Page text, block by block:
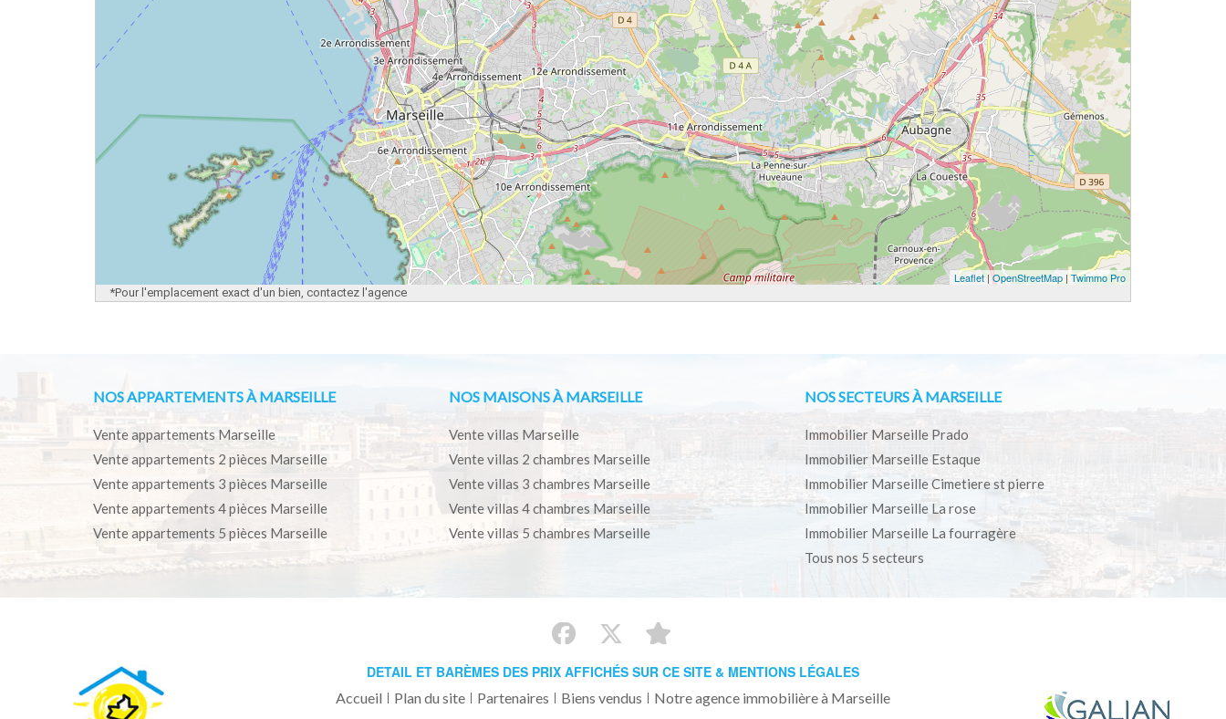
Leaflet |OpenStreetMap| Twimmo Pro
*Pour l'emplacement exact d'un bien, contactez l'agence
NOS APPARTEMENTS À MARSEILLE
Vente appartements Marseille
Vente appartements 2 pièces Marseille
Vente appartements 3 pièces Marseille
Vente appartements 4 pièces Marseille
Vente appartements 5 pièces Marseille
NOS MAISONS À MARSEILLE
Vente villas Marseille
Vente villas 2 chambres Marseille
Vente villas 3 chambres Marseille
Vente villas 4 chambres Marseille
Vente villas 5 chambres Marseille
NOS SECTEURS À MARSEILLE
Immobilier Marseille Prado
Immobilier Marseille Estaque
Immobilier Marseille Cimetiere st pierre
Immobilier Marseille La rose
Immobilier Marseille La fourragère
Tous nos 5 secteurs
DETAIL ET BARÈMES DES PRIX AFFICHÉS SUR CE SITE & MENTIONS LÉGALES
Accueil Plan du site Partenaires Biens vendus Notre agence immobilière à Marseille